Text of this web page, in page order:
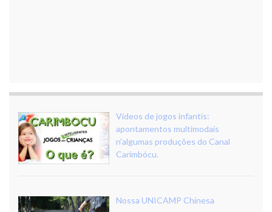
Vídeos de jogos infantis:
apontamentos multimodais
n’algumas produções do Canal
Carimbócu.
Nossa UNICAMP Chinesa